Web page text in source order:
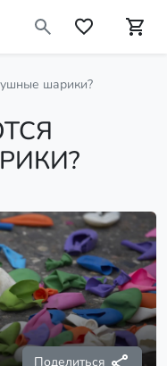
шарики?
Поделиться